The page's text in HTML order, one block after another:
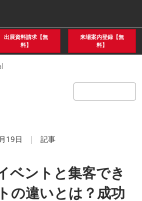
出展資料請求【無
料】
来場案内登録【無
料】
19日 記事
ベントと集客でき
の違いとは？成功